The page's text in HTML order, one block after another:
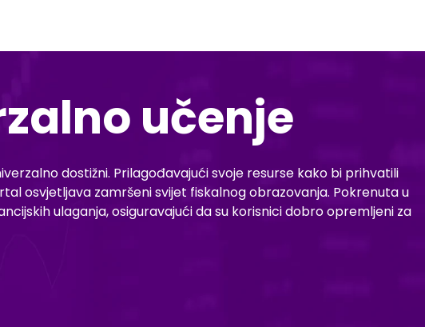
učenje
dostižni. Prilagođavajući svoje resurse kako bi prihvatili
osvjetljava zamršeni svijet fiskalnog obrazovanja. Pokrenuta u
ulaganja, osiguravajući da su korisnici dobro opremljeni za